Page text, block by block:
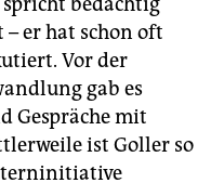
er hat schon oft
Vor der
gab es
Gespräche mit
ist Goller so